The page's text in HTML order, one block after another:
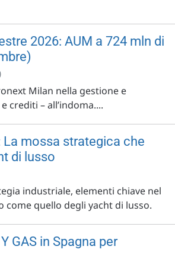
2026: AUM a 724 mln di
Milan nella gestione e
crediti – all’indoma....
La mossa strategica che
di lusso
industriale, elementi chiave nel
quello degli yacht di lusso.
GAS in Spagna per